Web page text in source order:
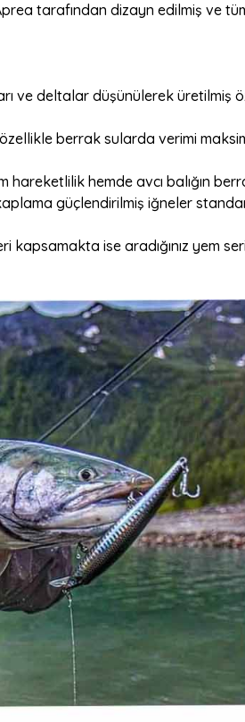
tarafından dizayn edilmiş ve
ve deltalar düşünülerek üretilmiş
berrak sularda verimi
hareketlilik hemde avcı balığın
güçlendirilmiş iğneler
kapsamakta ise aradığınız yem